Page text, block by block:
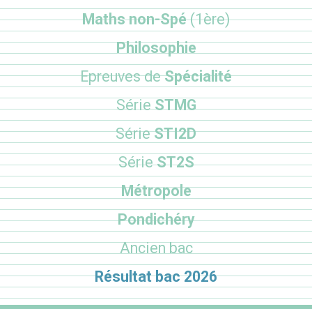
Maths non-Spé(1ère)
Philosophie
Epreuves deSpécialité
SérieSTMG
SérieSTI2D
SérieST2S
Métropole
Pondichéry
Ancien bac
Résultat bac 2026